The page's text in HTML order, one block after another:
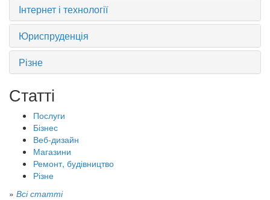
Інтернет і технології
Юриспруденція
Різне
Статті
Послуги
Бізнес
Веб-дизайн
Магазини
Ремонт, будівництво
Різне
» Всі статті